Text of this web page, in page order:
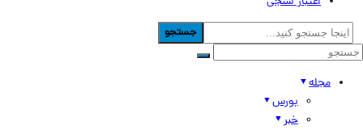
جستجو
مجله
بورس
خبر